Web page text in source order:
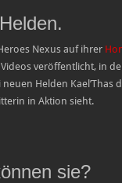
Storm
Attacken
der
Helden
Nexus auf ihrer
veröffentlicht, in
neuen Helden Kael’Thas
in Aktion sieht.
sie?